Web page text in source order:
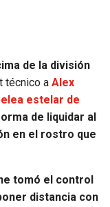
de la división
técnico a Alex
estelar de
de liquidar al
en el rostro que
tomó el control
distancia con